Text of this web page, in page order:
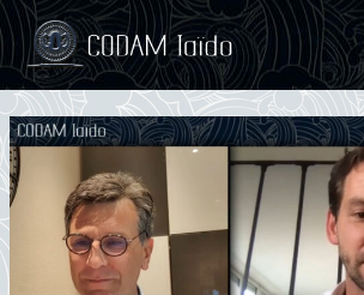
Aller
au
contenu